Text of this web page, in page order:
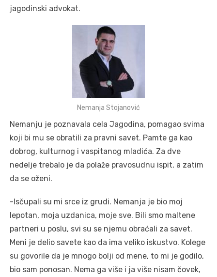
jagodinski advokat.
Nemanja Stojanović
Nemanju je poznavala cela Jagodina, pomagao svima
koji bi mu se obratili za pravni savet. Pamte ga kao
dobrog, kulturnog i vaspitanog mladića. Za dve
nedelje trebalo je da polaže pravosudnu ispit, a zatim
da se oženi.
-Isčupali su mi srce iz grudi. Nemanja je bio moj
lepotan, moja uzdanica, moje sve. Bili smo maltene
partneri u poslu, svi su se njemu obraćali za savet.
Meni je delio savete kao da ima veliko iskustvo. Kolege
su govorile da je mnogo bolji od mene, to mi je godilo,
bio sam ponosan. Nema ga više i ja više nisam čovek,